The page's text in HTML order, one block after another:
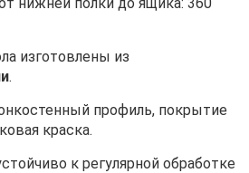
изготовлены из
.
профиль, покрытие
краска.
к регулярной обработке